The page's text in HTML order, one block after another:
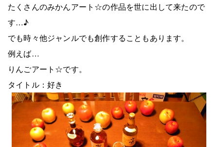
たくさんのみかんアート☆の作品を世に出して来たので
す…♪
でも時々他ジャンルでも創作することもあります。
例えば…
りんごアート☆です。
タイトル：好き